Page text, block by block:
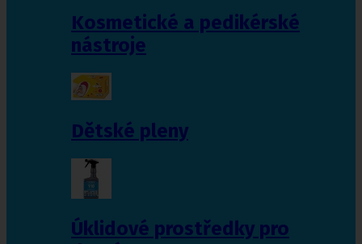
Kosmetické a pedikérské
nástroje
Dětské pleny
Úklidové prostředky pro